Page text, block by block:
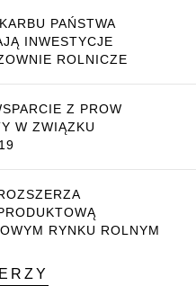
PAŃSTWA
INWESTYCJE
ROLNICZE
Z PROW
W ZWIĄZKU
RYNKU ROLNYM